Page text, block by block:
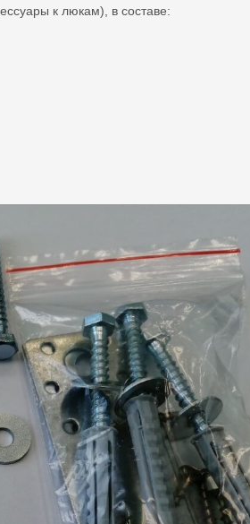
к люкам), в составе: